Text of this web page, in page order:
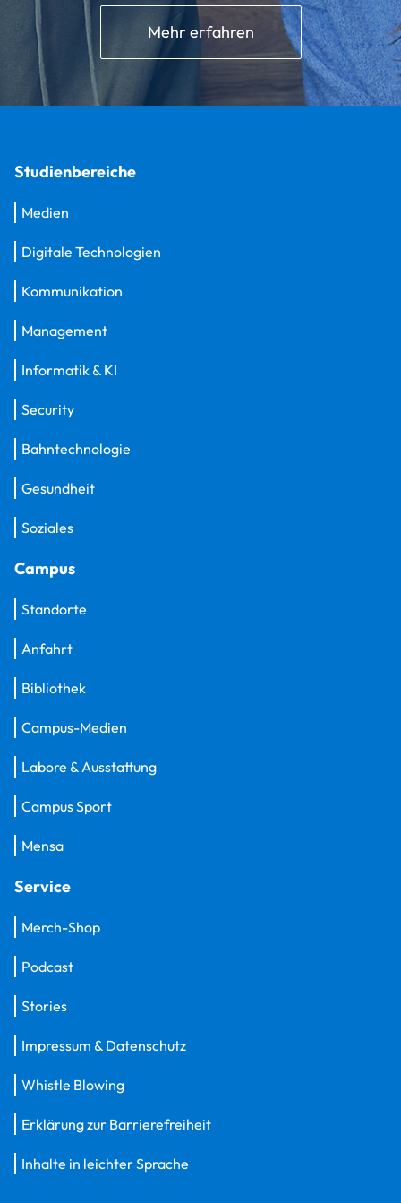
Mehr erfahren
Studienbereiche
Medien
Digitale Technologien
Kommunikation
Management
Informatik & KI
Security
Bahntechnologie
Gesundheit
Soziales
Campus
Standorte
Anfahrt
Bibliothek
Campus-Medien
Labore & Ausstattung
Campus Sport
Mensa
Service
Merch-Shop
Podcast
Stories
Impressum & Datenschutz
Whistle Blowing
Erklärung zur Barrierefreiheit
Inhalte in leichter Sprache